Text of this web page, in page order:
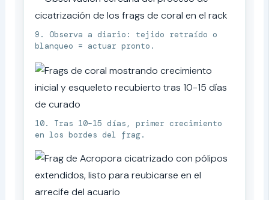
9. Observa a diario: tejido retraído o
blanqueo = actuar pronto.
10. Tras 10–15 días, primer crecimiento
en los bordes del frag.